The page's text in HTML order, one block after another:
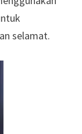
selamat.